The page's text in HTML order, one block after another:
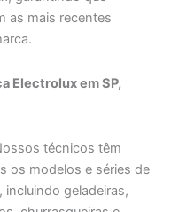
as mais recentes
Electrolux em SP,
técnicos têm
os modelos e séries de
geladeiras,